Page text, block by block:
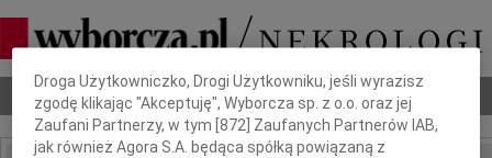
Nekrologi Odeszli Poradnik pogrzebowy
Dbamy o Twoją prywatność
Droga Użytkowniczko, Drogi Użytkowniku, jeśli wyrazisz
zgodę klikając "Akceptuję", Wyborcza sp. z o.o. oraz jej
Zaufani Partnerzy, w tym [872 ] Zaufanych Partnerów IAB,
jak również Agora S.A. będąca spółką powiązaną z